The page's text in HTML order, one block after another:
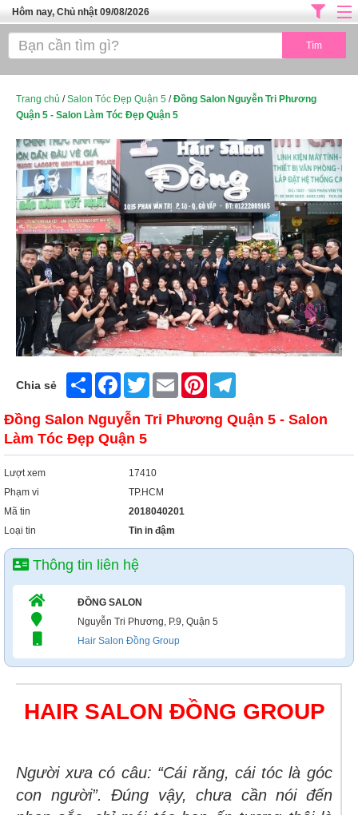
Hôm nay, Chủ nhật 09/08/2026
Trang chủ
SPA TPHCM
TUYỂN DỤNG
Thể Dục Thẩm Mỹ
TOP SÀI GÒN
Mỹ Phẩm
Dịch Vụ Y Tế
Trang chủ /Salon Tóc Đẹp Quận 5 /Đồng Salon Nguyễn Tri Phương
Quận 5 - Salon Làm Tóc Đẹp Quận 5
Chia sẻ Share FacebookTwitter Email Pinterest
Đồng Salon Nguyễn Tri Phương Quận 5 - Salon
Làm Tóc Đẹp Quận 5
Lượt xem
17410
Phạm vi
TP.HCM
Mã tin
2018040201
Loại tin
Tin in đậm
Thông tin liên hệ
ĐỒNG SALON
Nguyễn Tri Phương, P.9, Quận 5
Hair Salon Đồng Group
HAIR SALON ĐỒNG GROUP
Người xưa có câu: “Cái răng, cái tóc là góc
con người”. Đúng vậy, chưa cần nói đến